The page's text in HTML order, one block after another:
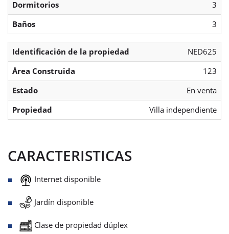
Dormitorios
3
Baños
3
Identificación de la propiedad
NED625
Área Construida
123
Estado
En venta
Propiedad
Villa independiente
CARACTERISTICAS
Internet disponible
Jardín disponible
Clase de propiedad dúplex